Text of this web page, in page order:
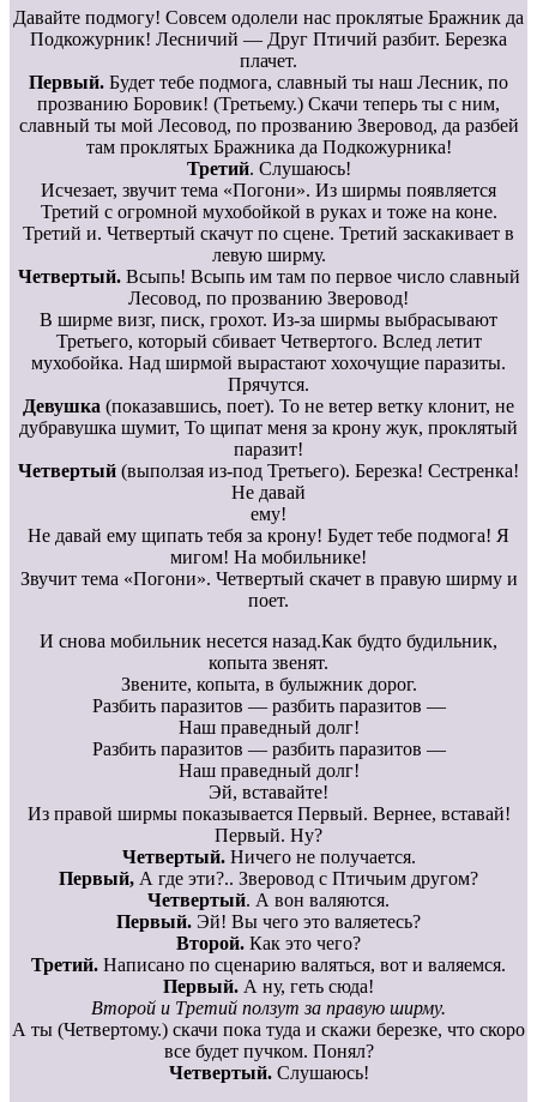
Давайте подмогу! Совсем одолели нас проклятые Бражник да
Подкожурник! Лесничий — Друг Птичий разбит. Березка
плачет.
Первый. Будет тебе подмога, славный ты наш Лесник, по
прозванию Боровик! (Третьему.) Скачи теперь ты с ним,
славный ты мой Лесовод, по прозванию Зверовод, да разбей
там проклятых Бражника да Подкожурника!
Третий. Слушаюсь!
Исчезает, звучит тема «Погони». Из ширмы появляется
Третий с огромной мухобойкой в руках и тоже на коне.
Третий и. Четвертый скачут по сцене. Третий заскакивает в
левую ширму.
Четвертый.Всыпь! Всыпь им там по первое число славный
Лесовод, по прозванию Зверовод!
В ширме визг, писк, грохот. Из-за ширмы выбрасывают
Третьего, который сбивает Четвертого. Вслед летит
мухобойка. Над ширмой вырастают хохочущие паразиты.
Прячутся.
Девушка (показавшись, поет). То не ветер ветку клонит, не
дубравушка шумит, То щипат меня за крону жук, проклятый
паразит!
Четвертый (выползая из-под Третьего). Березка! Сестренка!
Не давай
ему!
Не давай ему щипать тебя за крону! Будет тебе подмога! Я
мигом! На мобильнике!
Звучит тема «Погони». Четвертый скачет в правую ширму и
поет.
И снова мобильник несется назад.Как будто будильник,
копыта звенят.
Звените, копыта, в булыжник дорог.
Разбить паразитов — разбить паразитов —
Наш праведный долг!
Разбить паразитов — разбить паразитов —
Наш праведный долг!
Эй, вставайте!
Из правой ширмы показывается Первый. Вернее, вставай!
Первый. Ну?
Четвертый.Ничего не получается.
Первый, А где эти?.. Зверовод с Птичьим другом?
Четвертый. А вон валяются.
Первый. Эй! Вы чего это валяетесь?
Второй. Как это чего?
Третий. Написано по сценарию валяться, вот и валяемся.
Первый. А ну, геть сюда!
Второй и Третий ползут за правую ширму.
А ты (Четвертому.) скачи пока туда и скажи березке, что скоро
все будет пучком. Понял?
Четвертый.Слушаюсь!